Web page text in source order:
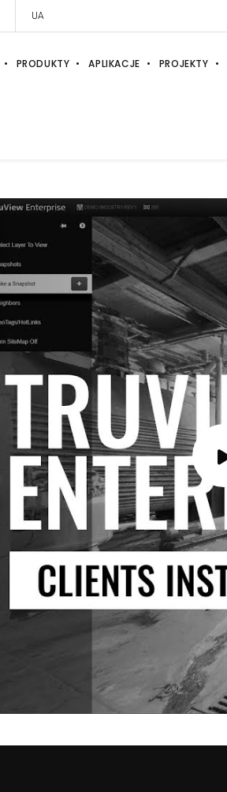
UA
PRODUKTY APLIKACJE PROJEKTY